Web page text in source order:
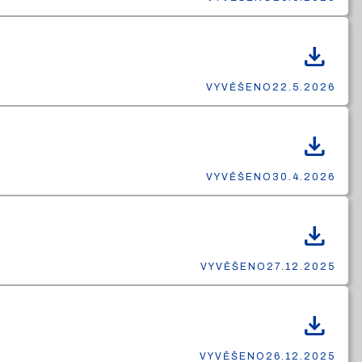
download
VYVĚŠENO 22.5.2026
download
VYVĚŠENO 30.4.2026
download
VYVĚŠENO 27.12.2025
download
VYVĚŠENO 26.12.2025